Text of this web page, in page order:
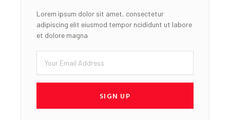
Lorem ipsum dolor sit amet, consectetur
adipiscing elit eiusmod tempor ncididunt ut labore
et dolore magna
Email
SIGN UP